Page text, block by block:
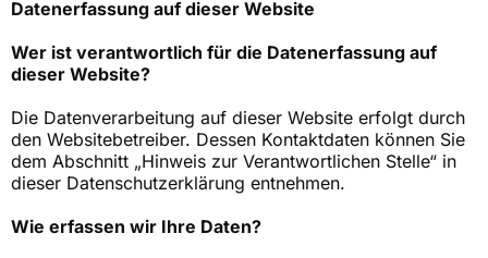
Datenerfassung auf dieser Website
Wer ist verantwortlich für die Datenerfassung auf
dieser Website?
Die Datenverarbeitung auf dieser Website erfolgt durch
den Websitebetreiber. Dessen Kontaktdaten können Sie
dem Abschnitt „Hinweis zur Verantwortlichen Stelle“ in
dieser Datenschutzerklärung entnehmen.
Wie erfassen wir Ihre Daten?